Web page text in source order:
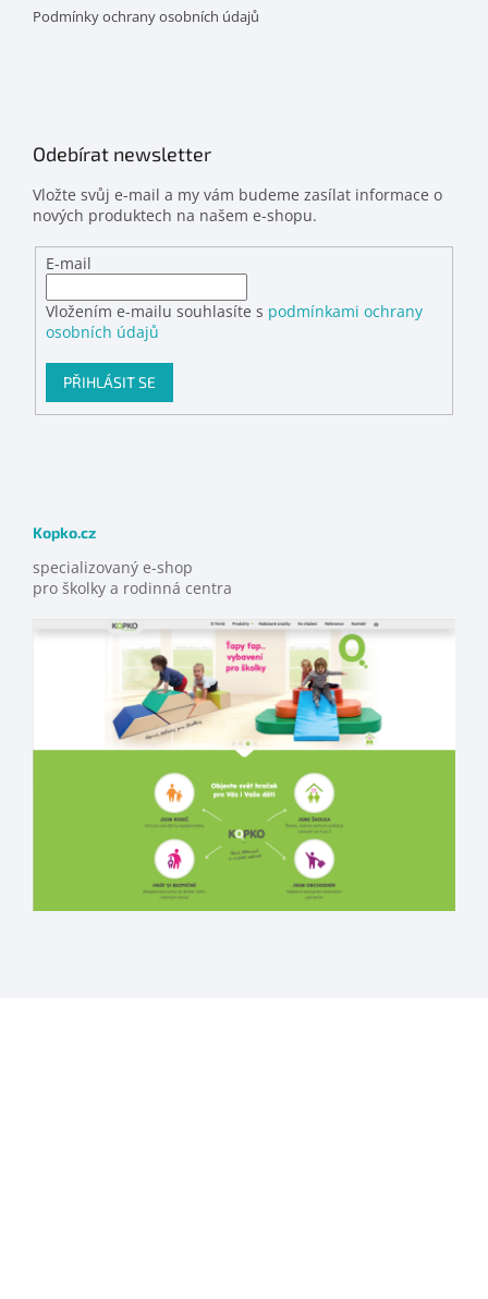
Podmínky ochrany osobních údajů
Odebírat newsletter
Vložte svůj e-mail a my vám budeme zasílat informace o
nových produktech na našem e-shopu.
E-mail
Vložením e-mailu souhlasíte s podmínkami ochrany
osobních údajů
PŘIHLÁSIT SE
Kopko.cz
specializovaný e-shop
pro školky a rodinná centra